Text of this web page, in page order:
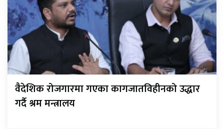
वैदेशिक रोजगारमा गएका कागजातविहीनको उद्धार
गर्दै श्रम मन्त्रालय